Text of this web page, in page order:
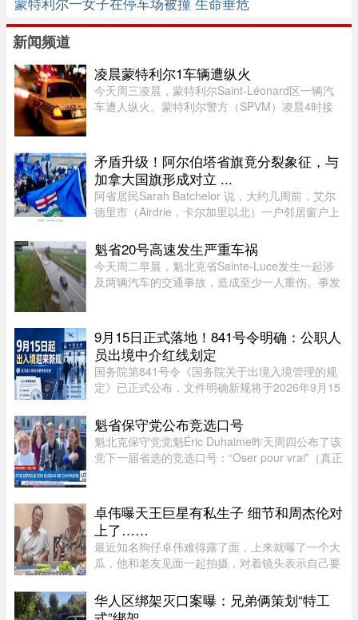
新闻频道
凌晨蒙特利尔1车辆遭纵火
今天周三凌晨，蒙特利尔Saint-Léonard区一辆汽
车遭人纵火。蒙特利尔警方（SPVM）凌晨4时接
Chèvrefils表示，警员抵达现场时，火 ...
矛盾升级！阿尔伯塔省旗竟分裂象征，与
加拿大国旗形成对立 ...
阿省居民Sarah Batchelor 说，大约几周前，艾尔
德里市（Airdrie，卡尔加里以北）一户邻居窗户上
从那时起一切开始发生变化。49 岁的音乐教师
Batchelor 在阿省生活了大 ...
魁省20号高速发生严重车祸
今天周二早晨，魁北克省Sainte-Luce发生一起涉
及两辆汽车的交通事故，造成至少一人重伤。事发
处。目前事故具体原因尚未公布 ...
9月15日正式落地！841号令明确：公职人
员出境中介红线划定
国务院第841号令《国务院关于出境入境管理的规
定》已正式公布，文件明确新规将于2026年9月15
理，其中针对公职人员、出入境中介机构的约束条
款，引发社会广泛关注。新规并 ...
魁省保守党公布竞选口号
魁北克保守党党魁Éric Duhaime昨天周四公布了该
党下一届省选的竞选口号：“Oser pour vrai”（真正
未来联盟（CAQ）、 ...
卓伟曝天王巨星有私生子 细节和周杰伦对
上了……
最近知名狗仔卓伟难得露了面，上来就曝了一个大
瓜，他和老友见面一起拍摄，对着镜头表示自己要
下，卓伟爆料之前明确表示，故事就是故事，他手
头也没有真凭实据，建议大 ...
华人区绑架灭口案曝：兄弟俩策划“特工